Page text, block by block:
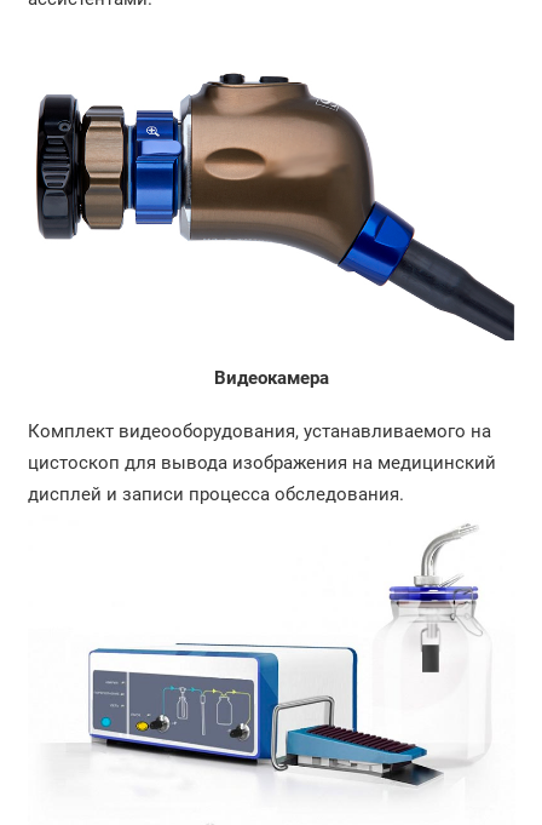
Видеокамера
Комплект видеооборудования, устанавливаемого на
цистоскоп для вывода изображения на медицинский
дисплей и записи процесса обследования.